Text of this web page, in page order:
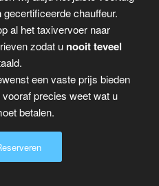
chauffeur.
al het taxivervoer naar
zodat u nooit teveel
een vaste prijs bieden
precies weet wat u
betalen.